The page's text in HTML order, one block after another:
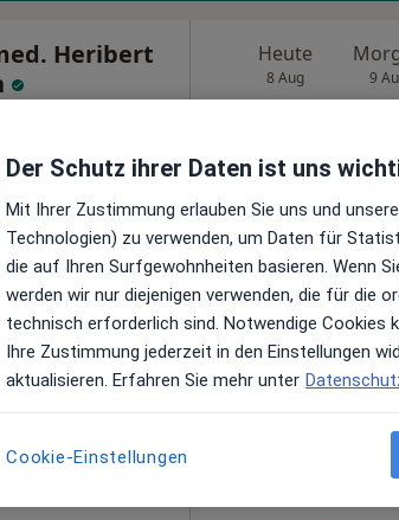
Heribert
Bewertungen
Zu Google Maps
Heute
8 Aug 9
Online-
· Mehr
Bewertungen
Heute
Der Schutz ihrer Daten ist uns
Mit Ihrer Zustimmung erlauben Sie uns und
Technologien) zu verwenden, um Daten für
die auf Ihren Surfgewohnheiten basieren. Wenn
werden wir nur diejenigen verwenden, die für die
technisch erforderlich sind. Notwendige Cookies
Ihre Zustimmung jederzeit in den Einstellungen
aktualisieren. Erfahren Sie mehr unter
Cookie-Einstellungen